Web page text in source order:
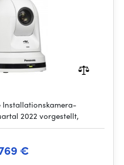
Installationskamera-
2022 vorgestellt,
€